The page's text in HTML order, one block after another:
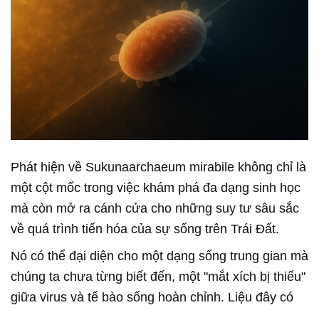
Phát hiện về Sukunaarchaeum mirabile không chỉ là
một cột mốc trong việc khám phá đa dạng sinh học
mà còn mở ra cánh cửa cho những suy tư sâu sắc
về quá trình tiến hóa của sự sống trên Trái Đất.
Nó có thể đại diện cho một dạng sống trung gian mà
chúng ta chưa từng biết đến, một "mắt xích bị thiếu"
giữa virus và tế bào sống hoàn chỉnh. Liệu đây có